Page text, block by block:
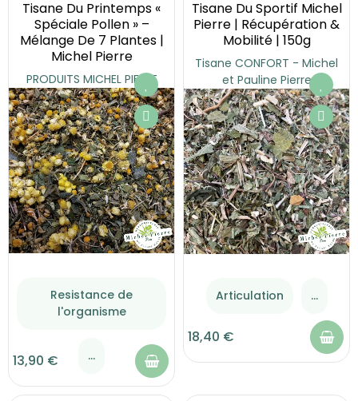
Tisane Du Printemps «
Spéciale Pollen » –
Mélange De 7 Plantes |
Michel Pierre
PRODUITS MICHEL PIERRE
Resistance de
l'organisme
...
13,90 €
Tisane Du Sportif Michel
Pierre | Récupération &
Mobilité | 150g
Tisane CONFORT - Michel
et Pauline Pierre
Articulation ...
18,40 €